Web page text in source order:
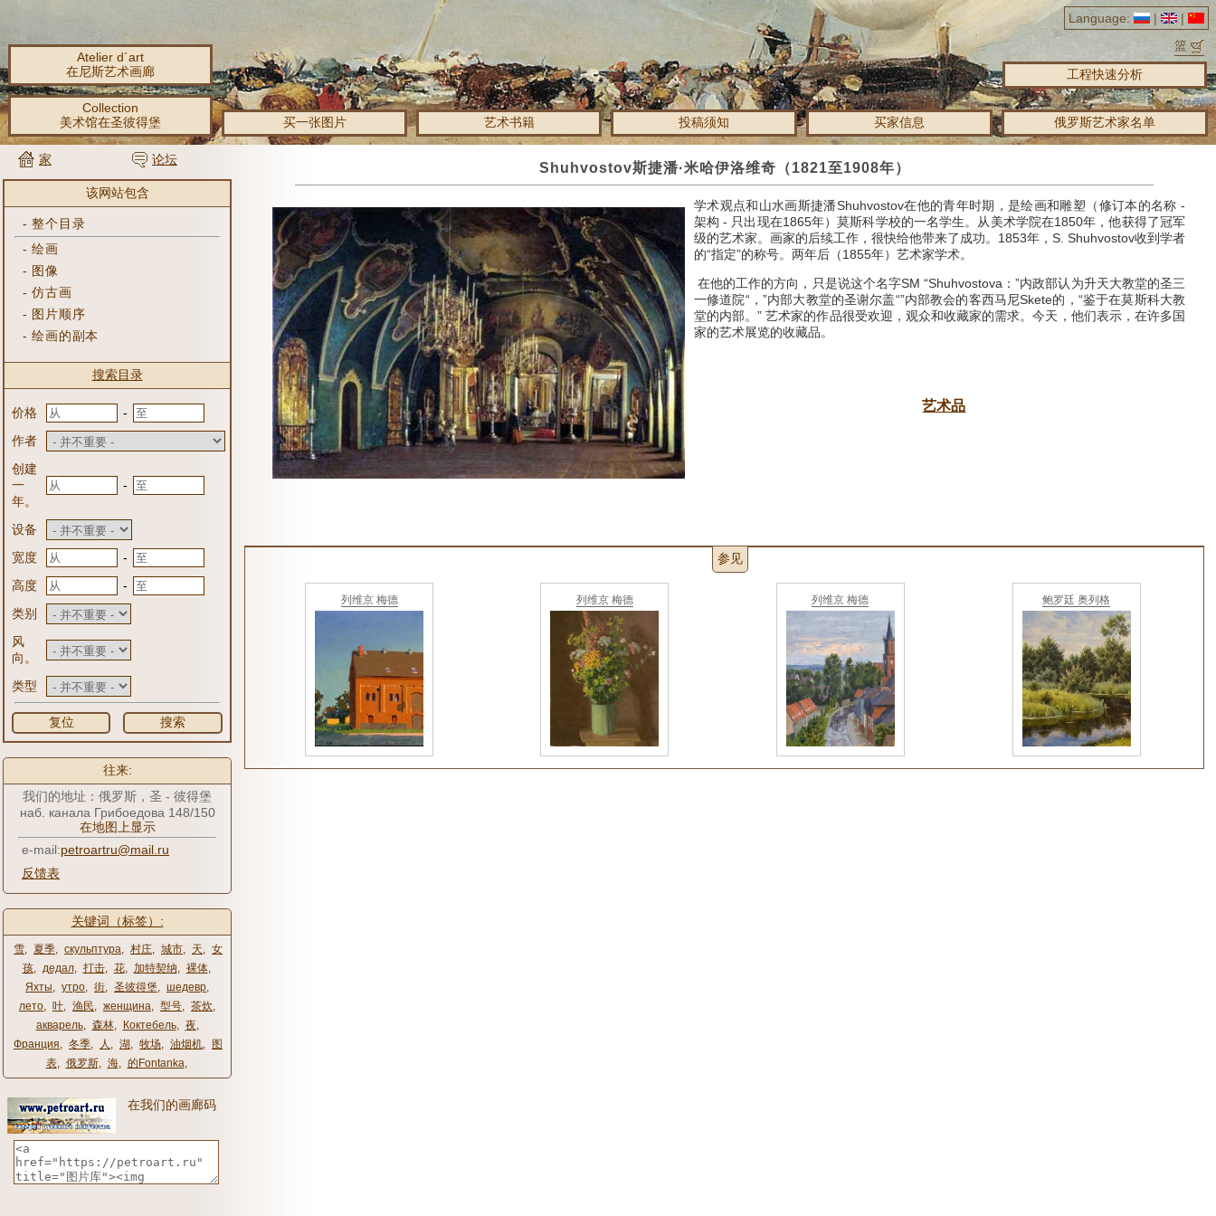
Language: |
|
篮
Atelier d´art
在尼斯艺术画廊
工程快速分析
Collection
美术馆在圣彼得堡
买一张图片 艺术书籍 投稿须知 买家信息 俄罗斯艺术家名单
家 论坛
该网站包含
-整个目录
-绘画
- 图像
-仿古画
- 图片顺序
-绘画的副本
搜索目录
价格
-
作者
创建
一
年。
-
设备
宽度
-
高度
-
类别
风
向。
类型
复位 搜索
往来:
我们的地址：俄罗斯，圣 - 彼得堡
наб. канала Грибоедова 148/150
在地图上显示
e-mail:petroartru@mail.ru
反馈表
关键词（标签）:
雪, 夏季, скульптура, 村庄, 城市, 天, 女
孩, дедал, 打击, 花, 加特契纳, 裸体,
Яхты, утро, 街, 圣彼得堡, шедевр,
лето, 叶, 渔民, женщина, 型号, 茶炊,
акварель, 森林, Коктебель, 夜,
Франция, 冬季, 人 , 湖, 牧场, 油烟机,
图
表, 俄罗斯, 海, 的Fontanka,
在我们的画廊码
Shuhvostov斯捷潘·米哈伊洛维奇（1821至1908年）
学术观点和山水画斯捷潘Shuhvostov在他的青年时期，是绘画和雕塑（修订本的名称 -
架构 - 只出现在1865年）莫斯科学校的一名学生。 从美术学院在1850年，他获得了冠军
级的艺术家。 画家的后续工作，很快给他带来了成功。 1853年，S. Shuhvostov收到学者
的“指定”的称号。 两年后（1855年）艺术家学术。
在他的工作的方向，只是说这个名字SM“Shuhvostova：”内政部认为升天大教堂的圣三
一修道院“，”内部大教堂的圣谢尔盖“”内部教会的客西马尼Skete的，“鉴于在莫斯科大教
堂的内部。”艺术家的作品很受欢迎，观众和收藏家的需求。今天，他们表示，在许多国
家的艺术展览的收藏品。
艺术品
参见
列维京 梅德 列维京 梅德 列维京 梅德 鲍罗廷 奥列格